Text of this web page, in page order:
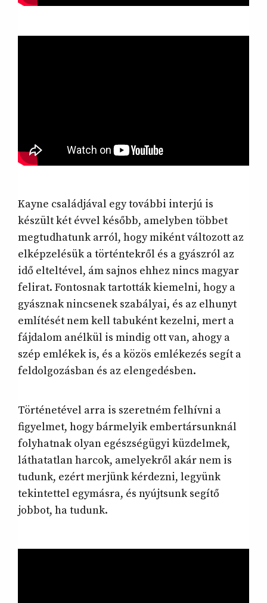
Kayne családjával egy további interjú is
készült két évvel később, amelyben többet
megtudhatunk arról, hogy miként változott az
elképzelésük a történtekről és a gyászról az
idő elteltével, ám sajnos ehhez nincs magyar
felirat. Fontosnak tartották kiemelni, hogy a
gyásznak nincsenek szabályai, és az elhunyt
említését nem kell tabuként kezelni, mert a
fájdalom anélkül is mindig ott van, ahogy a
szép emlékek is, és a közös emlékezés segít a
feldolgozásban és az elengedésben.
Történetével arra is szeretném felhívni a
figyelmet, hogy bármelyik embertársunknál
folyhatnak olyan egészségügyi küzdelmek,
láthatatlan harcok, amelyekről akár nem is
tudunk, ezért merjünk kérdezni, legyünk
tekintettel egymásra, és nyújtsunk segítő
jobbot, ha tudunk.